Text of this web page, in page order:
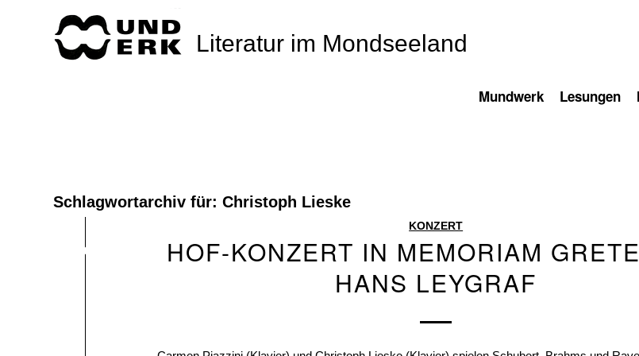
Literatur im Mondseeland
Mundwerk Lesungen
Schlagwortarchiv für: Christoph Lieske
KONZERT
HOF-KONZERT IN MEMORIAM
HANS LEYGRAF